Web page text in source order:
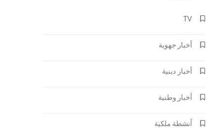
TV
أخبار جهوية
أخبار دينية
أخبار وطنية
أنشطة ملكية